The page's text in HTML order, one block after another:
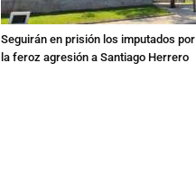
Seguirán en prisión los imputados por
la feroz agresión a Santiago Herrero